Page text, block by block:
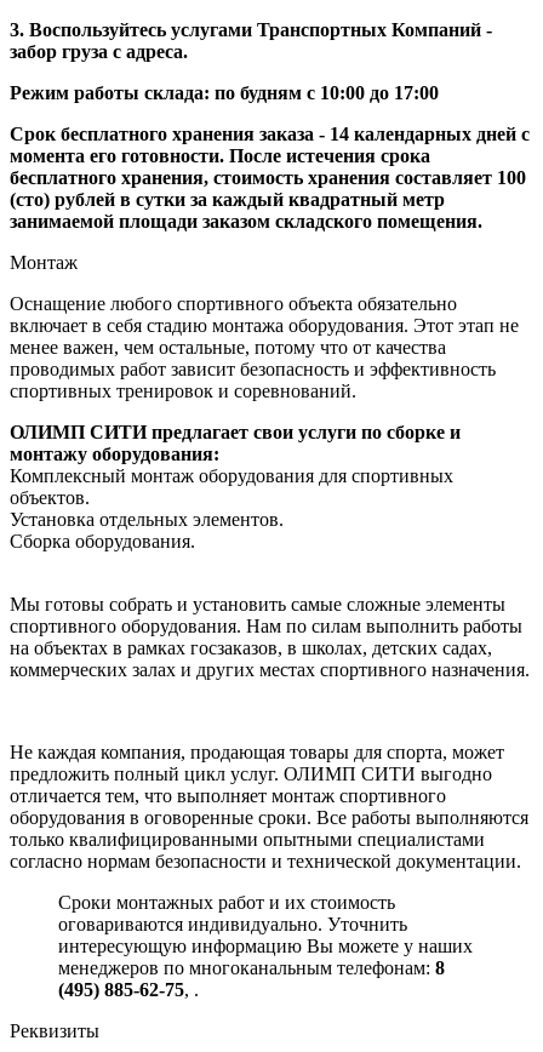
3. Воспользуйтесь услугами Транспортных Компаний -
забор груза с адреса.
Режим работы склада: по будням с 10:00 до 17:00
Срок бесплатного хранения заказа - 14 календарных дней с
момента его готовности. После истечения срока
бесплатного хранения, стоимость хранения составляет 100
(сто) рублей в сутки за каждый квадратный метр
занимаемой площади заказом складского помещения.
Монтаж
Оснащение любого спортивного объекта обязательно
включает в себя стадию монтажа оборудования. Этот этап не
менее важен, чем остальные, потому что от качества
проводимых работ зависит безопасность и эффективность
спортивных тренировок и соревнований.
ОЛИМП СИТИ предлагает свои услуги по сборке и
монтажу оборудования:
Комплексный монтаж оборудования для спортивных
объектов.
Установка отдельных элементов.
Сборка оборудования.
Мы готовы собрать и установить самые сложные элементы
спортивного оборудования. Нам по силам выполнить работы
на объектах в рамках госзаказов, в школах, детских садах,
коммерческих залах и других местах спортивного назначения.
Не каждая компания, продающая товары для спорта, может
предложить полный цикл услуг. ОЛИМП СИТИ выгодно
отличается тем, что выполняет монтаж спортивного
оборудования в оговоренные сроки. Все работы выполняются
только квалифицированными опытными специалистами
согласно нормам безопасности и технической документации.
Сроки монтажных работ и их стоимость
оговариваются индивидуально. Уточнить
интересующую информацию Вы можете у наших
менеджеров по многоканальным телефонам: 8
(495) 885-62-75, .
Реквизиты